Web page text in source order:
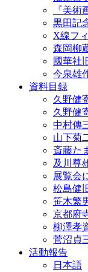
『美
黒田記
X線フ
森岡柳
國華社
今泉雄
資料目録
久野健
久野健
中村傳
山下菊
斎藤た
及川尊
展覧会
松島健
笹木繁
京都府
柳澤孝
菅沼貞
活動報告
日本語